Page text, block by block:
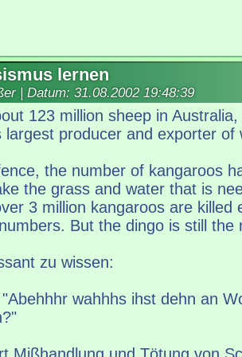
lernen
| Datum: 31.08.2002 19:48:39
123 million sheep in
largest producer and exporter of
the number of kangaroos
the grass and water that is
3 million kangaroos are killed
But the dingo is still the
zu wissen:
wahhhs ihst dehn an